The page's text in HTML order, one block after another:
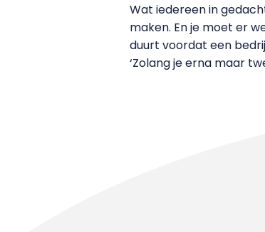
Wat iedereen in
maken. En je moet er
duurt voordat een
‘Zolang je erna maar